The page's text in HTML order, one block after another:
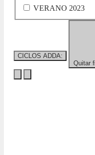
VERANO 2023
CICLOS ADDA:
Quitar